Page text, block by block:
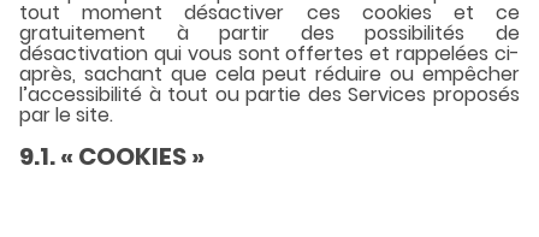
tout moment désactiver ces cookies et ce
gratuitement à partir des possibilités de
désactivation qui vous sont offertes et rappelées ci-
après, sachant que cela peut réduire ou empêcher
l’accessibilité à tout ou partie des Services proposés
par le site.
9.1. « COOKIES »